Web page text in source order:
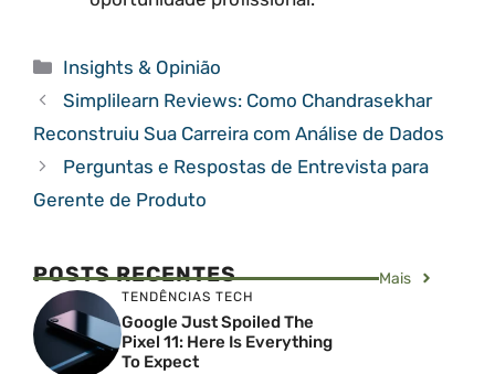
Categorias
Insights & Opinião
Simplilearn Reviews: Como Chandrasekhar
Reconstruiu Sua Carreira com Análise de Dados
Perguntas e Respostas de Entrevista para
Gerente de Produto
POSTS RECENTES Mais
TENDÊNCIAS TECH
Google Just Spoiled The
Pixel 11: Here Is Everything
To Expect